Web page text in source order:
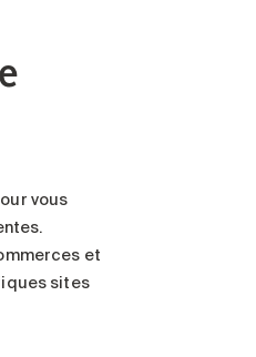
vous
et
sites